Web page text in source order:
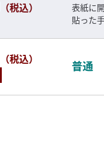
（税込）
表紙に
貼った
（税込）
普通